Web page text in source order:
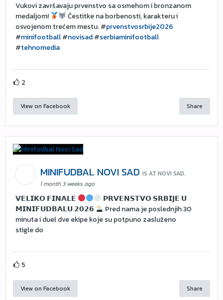
Vukovi završavaju prvenstvo sa osmehom i bronzanom
medaljom!
Čestitke na borbenosti, karakteru i
osvojenom trećem mestu. #prvenstvosrbije2026
#minifootball#novisad#serbiaminifootball
#tehnomedia
2
View on Facebook Share
MINIFUDBAL NOVI SAD IS AT NOVI SAD.
1 month 3 weeks ago
𝗩𝗘𝗟𝗜𝗞𝗢 𝗙𝗜𝗡𝗔𝗟𝗘
𝗣𝗥𝗩𝗘𝗡𝗦𝗧𝗩𝗢 𝗦𝗥𝗕𝗜𝗝𝗘 𝗨
𝗠𝗜𝗡𝗜𝗙𝗨𝗗𝗕𝗔𝗟𝗨 𝟮𝟬𝟮𝟲
Pred nama je poslednjih 30
minuta i duel dve ekipe koje su potpuno zasluženo
stigle do
5
View on Facebook Share